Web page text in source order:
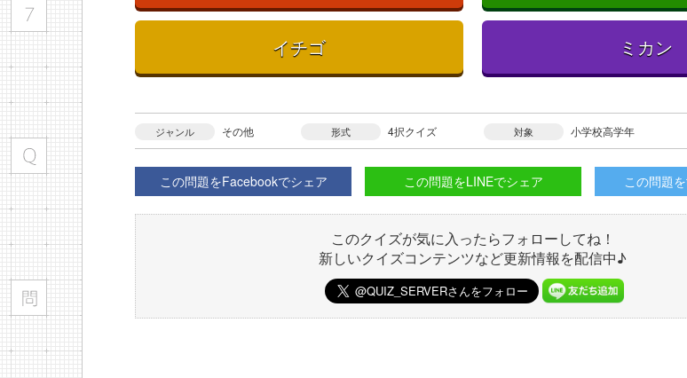
イチゴ ミカン
ジャンル その他 形式 4択クイズ 対象 小学校高学年
この問題をFacebookでシェア この問題をLINEでシェア この問題
このクイズが気に入ったらフォローしてね！
新しいクイズコンテンツなど更新情報を配信中♪